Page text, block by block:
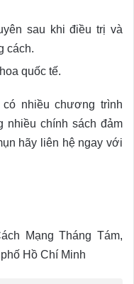
sau khi điều trị và
cách.
quốc tế.
nhiều chương trình
nhiều chính sách đảm
hãy liên hệ ngay với
Mạng Tháng Tám,
Hồ Chí Minh